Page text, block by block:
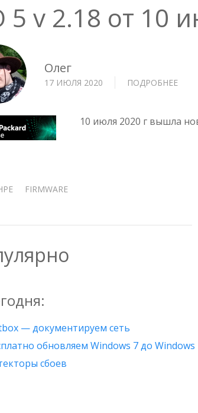
5 v 2.18 от 10
Олег
17 ИЮЛЯ 2020 ПОДРОБНЕЕ
V
10 июля 2020 г вышла
FIRMWARE
— документируем сеть
обновляем Windows 7 до Windows
сбоев